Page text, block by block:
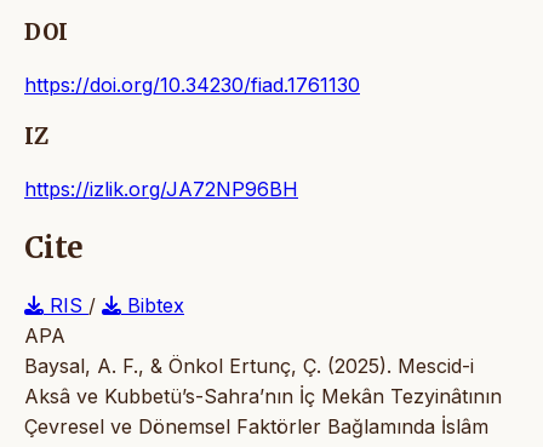
DOI
https://doi.org/10.34230/fiad.1761130
IZ
https://izlik.org/JA72NP96BH
Cite
RIS /
Bibtex
APA
Baysal, A. F., & Önkol Ertunç, Ç. (2025). Mescid-i
Aksâ ve Kubbetü’s-Sahra’nın İç Mekân Tezyinâtının
Çevresel ve Dönemsel Faktörler Bağlamında İslâm